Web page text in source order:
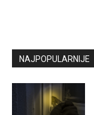
NAJPOPULARNIJE